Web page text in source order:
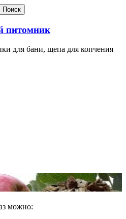
питомник
для бани, щепа для копчения
можно: